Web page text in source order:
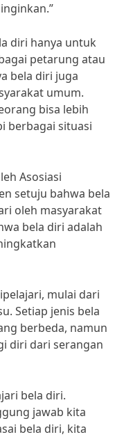
diri hanya untuk
petarung atau
bela diri juga
umum.
bisa lebih
berbagai situasi
Asosiasi
setuju bahwa bela
oleh masyarakat
bela diri adalah
mulai dari
Setiap jenis bela
berbeda, namun
diri dari serangan
bela diri.
jawab kita
bela diri, kita